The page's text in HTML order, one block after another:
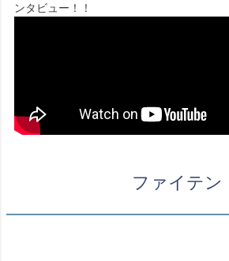
ンタビュー！！
ファイテン